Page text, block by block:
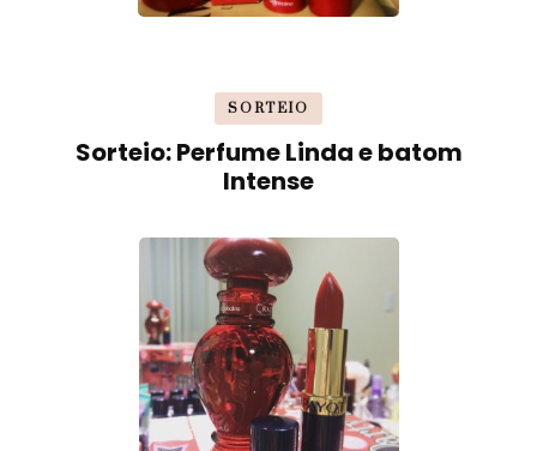
SORTEIO
Sorteio: Perfume Linda e batom
Intense